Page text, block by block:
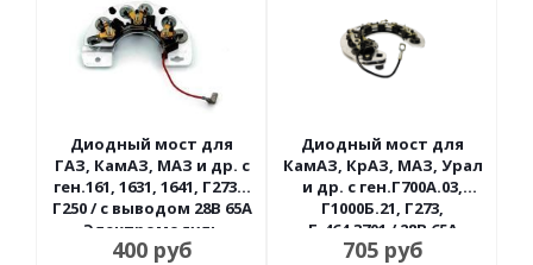
Диодный мост для
ГАЗ, КамАЗ, МАЗ и др. с
ген.161, 1631, 1641, Г273Г,
Г250 / с выводом 28В 65А
Электромодуль
400руб
Диодный мост для
КамАЗ, КрАЗ, МАЗ, Урал
и др. с ген.Г700А.03,
Г1000Б.21, Г273,
Г-464.3701 / 28В 65А
Орбита
705руб